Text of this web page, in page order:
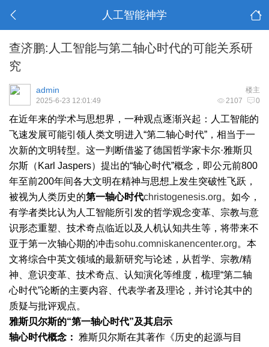
人工智能神学
查济鹏:人工智能与第二轴心时代的可能关系研
究
楼主
admin
2107 0
2025-6-23 12:01:49
在近年来的学术与思想界，一种观点逐渐兴起：人工智能的
飞速发展可能引领人类文明进入“第二轴心时代”，相当于一
次新的文明转型。这一判断借鉴了德国哲学家卡尔·雅斯贝
尔斯（Karl Jaspers）提出的“轴心时代”概念，即公元前800
年至前200年间各大文明在精神与思想上发生突破性飞跃，
被视为人类历史的第一轴心时代christogenesis.org。如今，
有学者类比认为人工智能所引发的哲学观念变革、宗教与意
识形态重塑、技术奇点临近以及人机认知共生等，将带来不
亚于第一次轴心期的冲击sohu.comniskanencenter.org。本
文将综合中英文领域的最新研究与论述，从哲学、宗教/精
神、意识变革、技术奇点、认知演化等维度，梳理“第二轴
心时代”论断的主要内容、代表学者及理论，并讨论其中的
质疑与批评观点。
雅斯贝尔斯的“第一轴心时代”及其启示
轴心时代概念：
雅斯贝尔斯在其著作《历史的起源与目